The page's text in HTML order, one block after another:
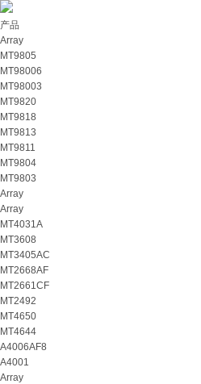
产品
Array
MT9805
MT98006
MT98003
MT9820
MT9818
MT9813
MT9811
MT9804
MT9803
Array
Array
MT4031A
MT3608
MT3405AC
MT2668AF
MT2661CF
MT2492
MT4650
MT4644
A4006AF8
A4001
Array